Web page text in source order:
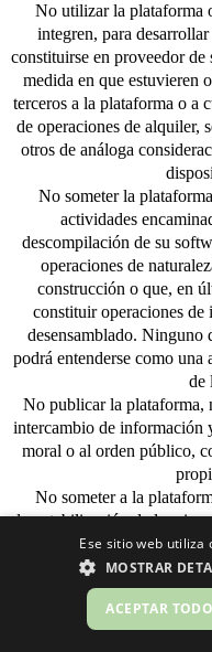
No utilizar la plataforma
integren, para
constituirse en proveedor
medida en que estuvieren
terceros a la plataforma o a
de operaciones de alquiler,
otros de análoga
No someter la
actividades
descompilación de su
operaciones de
construcción o que, en
constituir operaciones
desensamblado. Ninguno
podrá entenderse como
de
No publicar la plataforma,
intercambio de información
moral o al orden público,
No someter a la
desestabilización de la
denegación de servicio
de detectarse este tipo de
no será de aplicación,
emergencia, no asumiendo
alguna por la
Ese sitio web utiliza
MOSTRAR
ACEPTAR TODO